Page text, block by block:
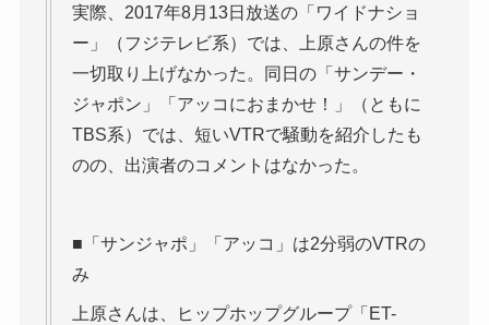
実際、2017年8月13日放送の「ワイドナショ
ー」（フジテレビ系）では、上原さんの件を
一切取り上げなかった。同日の「サンデー・
ジャポン」「アッコにおまかせ！」（ともに
TBS系）では、短いVTRで騒動を紹介したも
のの、出演者のコメントはなかった。
■「サンジャポ」「アッコ」は2分弱のVTRの
み
上原さんは、ヒップホップグループ「ET-